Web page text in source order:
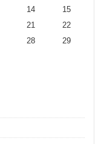
14
15
21
22
28
29